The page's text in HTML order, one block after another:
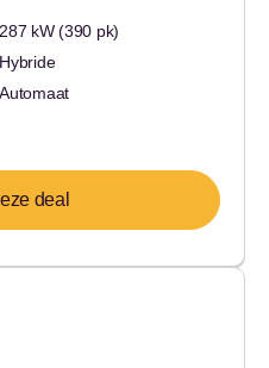
287 kW (390 pk)
Hybride
Automaat
deal